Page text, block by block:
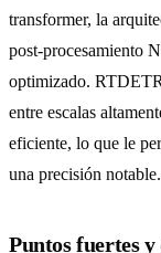
transformer, la
post-procesamiento
optimizado.
entre escalas
eficiente, lo que le
una precisión notable.
Puntos fuertes